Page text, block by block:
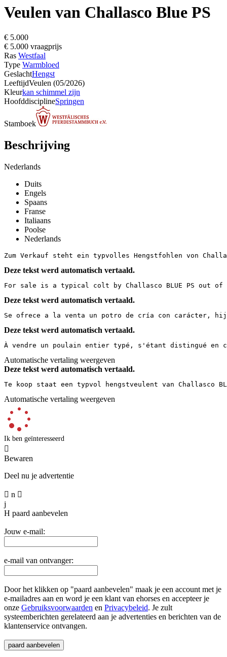
Veulen van Challasco Blue PS
€ 5.000
€ 5.000 vraagprijs
Ras Westfaal
Type Warmbloed
GeslachtHengst
LeeftijdVeulen (05/2026)
Kleurkan schimmel zijn
HoofddisciplineSpringen
Stamboek
Beschrijving
Nederlands
Duits
Engels
Spaans
Franse
Italiaans
Poolse
Nederlands
Zum Verkauf steht ein typvolles Hengstfohlen von
Deze tekst werd automatisch vertaald.
For sale is a typical colt by Challasco BLUE PS out
Deze tekst werd automatisch vertaald.
Se ofrece a la venta un potro de cría con carácter, hijo
Deze tekst werd automatisch vertaald.
À vendre un poulain entier typé, s'étant distingué en
Automatische vertaling weergeven
Deze tekst werd automatisch vertaald.
Te koop staat een typvol hengstveulent van Challasco
Automatische vertaling weergeven
Ik ben geïnteresseerd

Bewaren
Deel nu je advertentie
 n 
j
H paard aanbevelen
Jouw e-mail:
e-mail van ontvanger:
Door het klikken op "paard aanbevelen" maak je een account met je
e-mailadres aan en word je een klant van ehorses en accepteer je
onze Gebruiksvoorwaarden en Privacybeleid. Je zult
systeemberichten gerelateerd aan je advertenties en berichten van de
klantenservice ontvangen.